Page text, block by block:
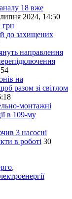
18 вже
2024, 14:50
грн
до захищених
направлення
на
разом зі світлом
монтажні
в 109-му
3 насосні
в роботі 30
,